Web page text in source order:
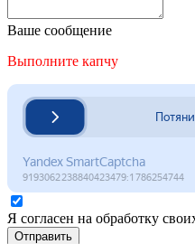
Ваше сообщение
Выполните капчу
Я согласен на обработку
Отправить